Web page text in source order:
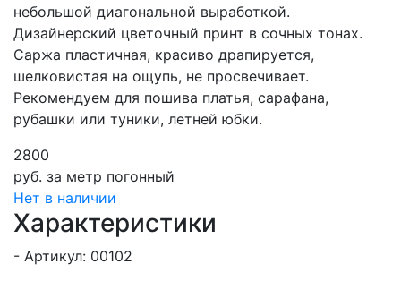
небольшой диагональной выработкой.
Дизайнерский цветочный принт в сочных тонах.
Саржа пластичная, красиво драпируется,
шелковистая на ощупь, не просвечивает.
Рекомендуем для пошива платья, сарафана,
рубашки или туники, летней юбки.
2800
руб. за метр погонный
Нет в наличии
Характеристики
- Артикул: 00102